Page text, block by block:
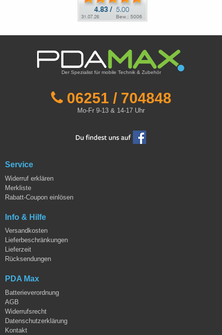
Der Spezialist für mobile Technik & Zubehör
06251 / 704848
Mo-Fr 9-13 & 14-17 Uhr
Service
Widerruf erklären
Merkliste
Rabatt-Coupon einlösen
Info & Hilfe
Versandkosten
Lieferbeschränkungen
Lieferzeit
Rücksendungen
PDA Max
Batterieverordnung
AGB
Widerrufsrecht
Datenschutzerklärung
Kontakt